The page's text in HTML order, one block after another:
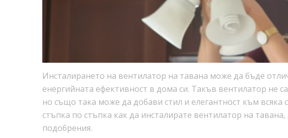
Инсталирането на вентилатор на тавана може да бъде
енергийната ефективност в дома си. Такъв вентилатор не
но също така може да добави стил и елегантност към
стъпка по стъпка как да инсталирате вентилатор на
подобрения.